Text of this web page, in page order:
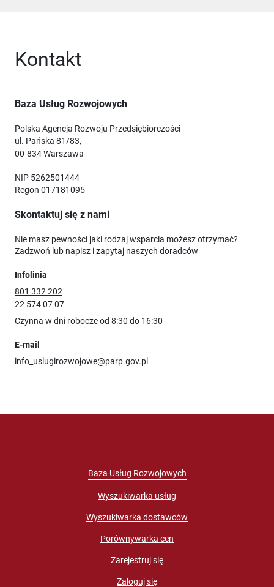
Kontakt
Baza Usług Rozwojowych
Polska Agencja Rozwoju Przedsiębiorczości
ul. Pańska 81/83,
00-834 Warszawa
NIP 5262501444
Regon 017181095
Skontaktuj się z nami
Nie masz pewności jaki rodzaj wsparcia możesz otrzymać?
Zadzwoń lub napisz i zapytaj naszych doradców
Infolinia
801 332 202
22 574 07 07
Czynna w dni robocze od 8:30 do 16:30
E-mail
info_uslugirozwojowe@parp.gov.pl
Baza Usług Rozwojowych
Wyszukiwarka usług
Wyszukiwarka dostawców
Porównywarka cen
Zarejestruj się
Zaloguj się